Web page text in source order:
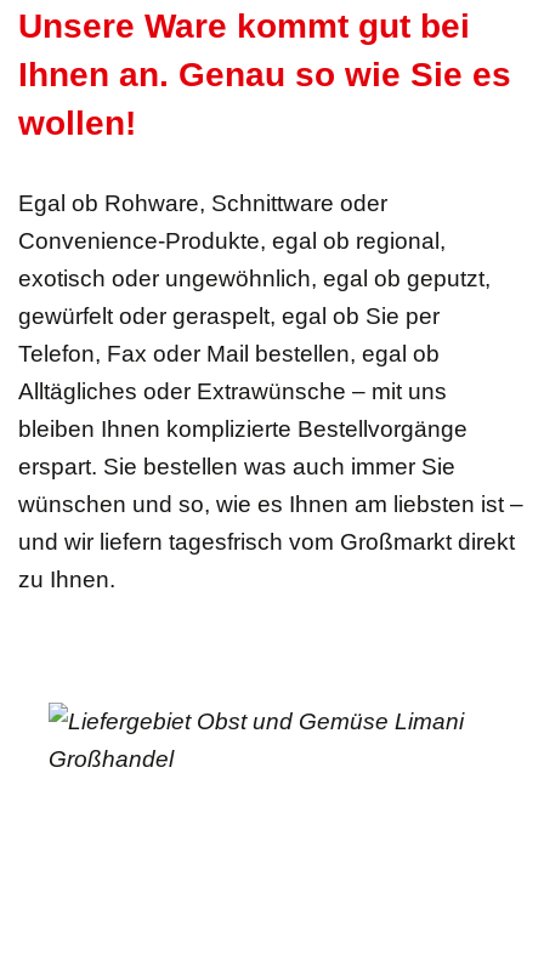
Unsere Ware kommt gut bei
Ihnen an. Genau so wie Sie es
wollen!
Egal ob Rohware, Schnittware oder
Convenience-Produkte, egal ob regional,
exotisch oder ungewöhnlich, egal ob geputzt,
gewürfelt oder geraspelt, egal ob Sie per
Telefon, Fax oder Mail bestellen, egal ob
Alltägliches oder Extrawünsche – mit uns
bleiben Ihnen komplizierte Bestellvorgänge
erspart. Sie bestellen was auch immer Sie
wünschen und so, wie es Ihnen am liebsten ist –
und wir liefern tagesfrisch vom Großmarkt direkt
zu Ihnen.